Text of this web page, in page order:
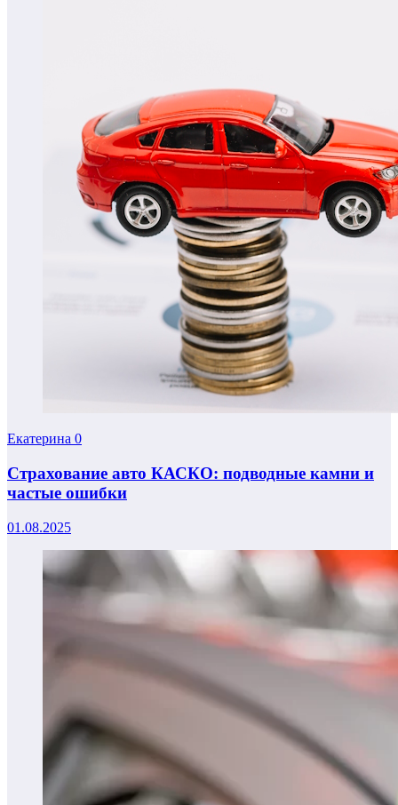
Екатерина 0
Страхование авто КАСКО: подводные камни и
частые ошибки
01.08.2025